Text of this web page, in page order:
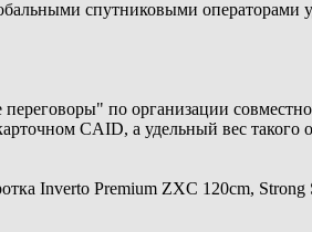
спутниковыми операторами
по организации
CAID, а удельный вес такого
Inverto Premium ZXC 120cm,